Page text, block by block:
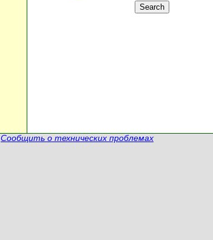
Сообщить о технических проблемах